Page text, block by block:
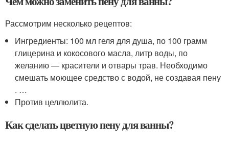
Рассмотрим несколько рецептов:
Ингредиенты: 100 мл геля для душа, по 100 грамм
глицерина и кокосового масла, литр воды, по
желанию — красители и отвары трав. Необходимо
смешать моющее средство с водой, не создавая пену
. …
Против целлюлита.
Как сделать цветную пену для ванны?